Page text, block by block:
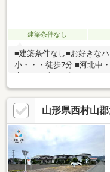
建築条件なし
■建築条件なし■お好きな
小・・・徒歩7分 ■河北中
分
山形県西村山